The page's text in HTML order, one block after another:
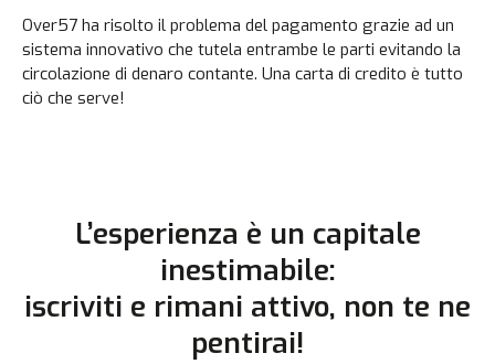
Over57 ha risolto il problema del pagamento grazie ad un
sistema innovativo che tutela entrambe le parti evitando la
circolazione di denaro contante. Una carta di credito è tutto
ciò che serve!
L’esperienza è un capitale
inestimabile:
iscriviti e rimani attivo, non te ne
pentirai!